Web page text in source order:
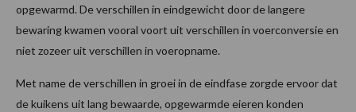
opgewarmd. De verschillen in eindgewicht door de langere
bewaring kwamen vooral voort uit verschillen in voerconversie en
niet zozeer uit verschillen in voeropname.
Met name de verschillen in groei in de eindfase zorgde ervoor dat
de kuikens uit lang bewaarde, opgewarmde eieren konden